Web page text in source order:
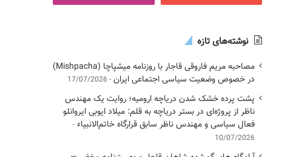
نوشته‌های تازه
مصاحبه مریم فاروقی قاجار با روزنامه میشپاچا (Mishpacha)
در خصوص وضعیت سیاسی اجتماعی ایران 17/07/2026
پشت پرده خشک شدن دریاچه ارومیه؛ روایت یک مهندس
ناظر از پروژه‌ای در بستر دریاچه به قلم: میلاد ایوبی ایروانلو
فعال سیاسی و مهندس ناظر سابق قرارگاه خاتم‌الانبیاء
10/07/2026